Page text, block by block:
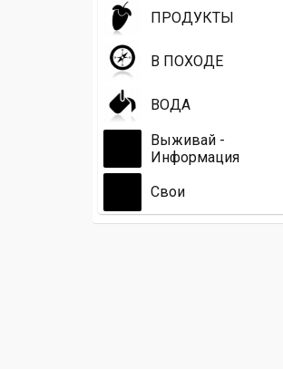
ПРОДУКТЫ
В ПОХОДЕ
ВОДА
Выживай -
Информация
Свои